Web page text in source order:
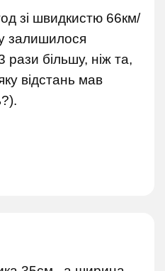
зі швидкистю 66км/
залишилося
рази більшу, ніж та,
відстань мав